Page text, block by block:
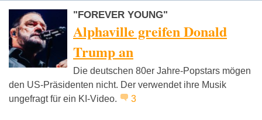
"FOREVER YOUNG"
Alphaville greifen Donald
Trump an
Die deutschen 80er Jahre-Popstars mögen
den US-Präsidenten nicht. Der verwendet ihre Musik
ungefragt für ein KI-Video.
3